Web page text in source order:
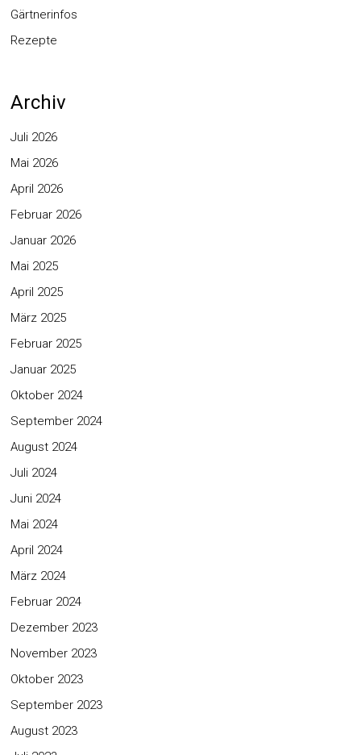
Gärtnerinfos
Rezepte
Archiv
Juli 2026
Mai 2026
April 2026
Februar 2026
Januar 2026
Mai 2025
April 2025
März 2025
Februar 2025
Januar 2025
Oktober 2024
September 2024
August 2024
Juli 2024
Juni 2024
Mai 2024
April 2024
März 2024
Februar 2024
Dezember 2023
November 2023
Oktober 2023
September 2023
August 2023